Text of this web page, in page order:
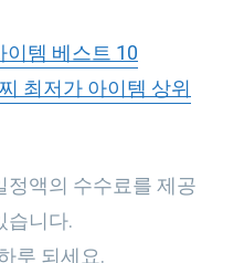
템 베스트 10
최저가 아이템 상위
액의 수수료를 제공
습니다.